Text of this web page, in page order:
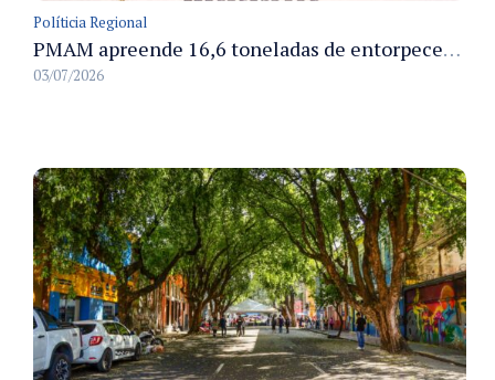
Políticia Regional
PMAM apreende 16,6 toneladas de entorpecentes e registra aumento nas prisões em flagrante e nas capturas de foragidos no primeiro semestre de 2026
03/07/2026